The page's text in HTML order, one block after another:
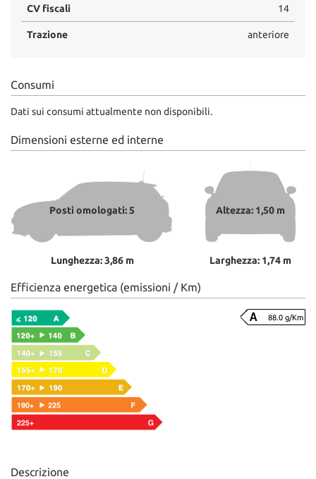
CV fiscali 14
Trazione anteriore
Consumi
Dati sui consumi attualmente non disponibili.
Dimensioni esterne ed interne
Posti omologati: 5
Lunghezza: 3,86 m
Altezza: 1,50 m
Larghezza: 1,74 m
Efficienza energetica (emissioni / Km)
88.0 g/Km
Descrizione